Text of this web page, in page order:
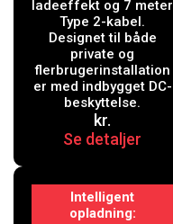
Type 2, hvid
ladeeffekt og 7 meter
Type 2-kabel.
Designet til både
private og
flerbrugerinstallation
er med indbygget DC-
beskyttelse.
kr.
Se detaljer
Intelligent
opladning